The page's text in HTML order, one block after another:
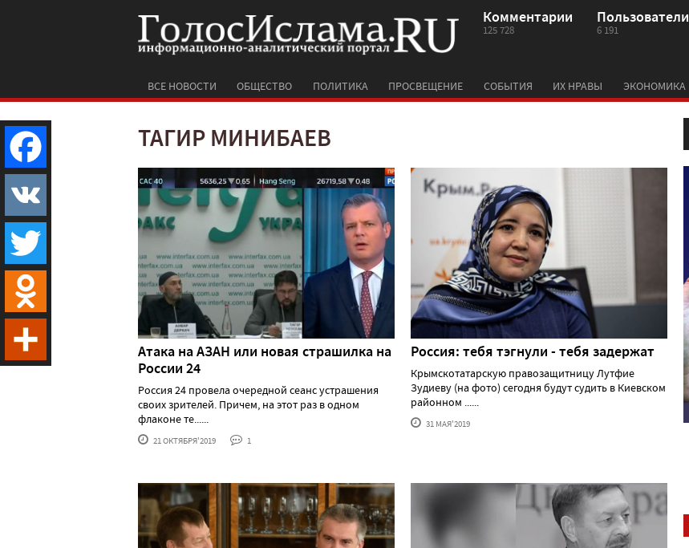
Комментарии
125 728
Пользователи
6 191
ВСЕ НОВОСТИ ОБЩЕСТВО ПОЛИТИКА ПРОСВЕЩЕНИЕ СОБЫТИЯ ИХ НРАВЫ ЭКОНОМИКА
ТАГИР МИНИБАЕВ
Атака на АЗАН или новая страшилка на
России 24
Россия 24 провела очередной сеанс устрашения
своих зрителей. Причем, на этот раз в одном
флаконе те......
21 ОКТЯБРЯ'2019 1
Россия: тебя тэгнули - тебя задержат
Крымскотатарскую правозащитницу Лутфие
Зудиеву (на фото) сегодня будут судить в Киевском
районном ......
31 МАЯ'2019
Facebook
VK
Twitter
Odnoklassniki